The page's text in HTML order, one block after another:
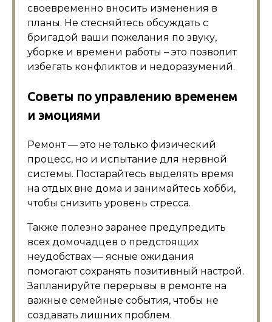
своевременно вносить изменения в
планы. Не стесняйтесь обсуждать с
бригадой ваши пожелания по звуку,
уборке и времени работы – это позволит
избегать конфликтов и недоразумений.
Советы по управлению временем
и эмоциями
Ремонт — это не только физический
процесс, но и испытание для нервной
системы. Постарайтесь выделять время
на отдых вне дома и занимайтесь хобби,
чтобы снизить уровень стресса.
Также полезно заранее предупредить
всех домочадцев о предстоящих
неудобствах — ясные ожидания
помогают сохранять позитивный настрой.
Запланируйте перерывы в ремонте на
важные семейные события, чтобы не
создавать лишних проблем.